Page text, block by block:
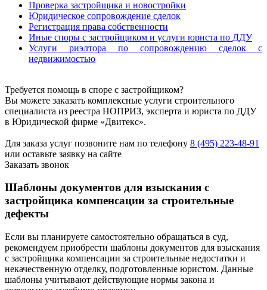
Проверка застройщика и новостройки
Юридическое сопровождение сделок
Регистрация права собственности
Иные споры с застройщиком и услуги юриста по ДДУ
Услуги риэлтора по сопровождению сделок с
недвижимостью
Требуется помощь в споре с застройщиком?
Вы можете заказать комплексные услуги строительного
специалиста из реестра НОПРИЗ, эксперта и юриста по ДДУ
в Юридической фирме «Двитекс».
Для заказа услуг позвоните нам по телефону 8 (495) 223-48-91
или оставьте заявку на сайте
Заказать звонок
Шаблоны документов для взыскания с
застройщика компенсации за строительные
дефекты
Если вы планируете самостоятельно обращаться в суд,
рекомендуем приобрести шаблоны документов для взыскания
с застройщика компенсации за строительные недостатки и
некачественную отделку, подготовленные юристом. Данные
шаблоны учитывают действующие нормы закона и